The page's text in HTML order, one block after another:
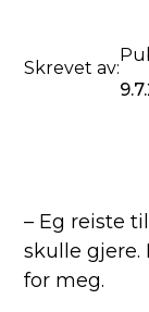
Skrevet av:
– Eg reiste
skulle gjere.
for meg.